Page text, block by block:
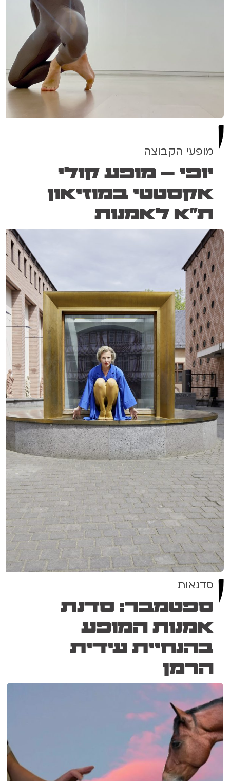
מופעי הקבוצה
יופי – מופע קולי
אקסטטי במוזיאון
ת"א לאמנות
סדנאות
ספטמבר: סדנת
אמנות המופע
בהנחיית עידית
הרמן